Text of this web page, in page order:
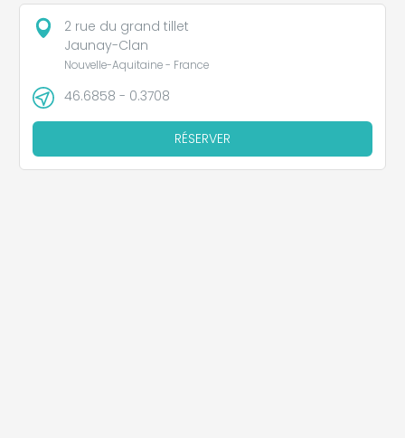
2 rue du grand tillet
Jaunay-Clan
Nouvelle-Aquitaine - France
46.6858 - 0.3708
RÉSERVER